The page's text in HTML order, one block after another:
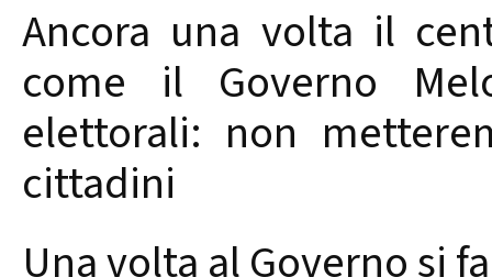
Ancora una volta il
come il Governo
elettorali: non
cittadini
Una volta al Governo si